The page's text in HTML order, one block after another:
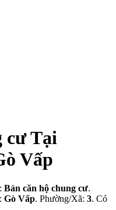
cư Tại
Vấp
Bán căn hộ chung cư.
Gò Vấp. Phường/Xã: 3. Có